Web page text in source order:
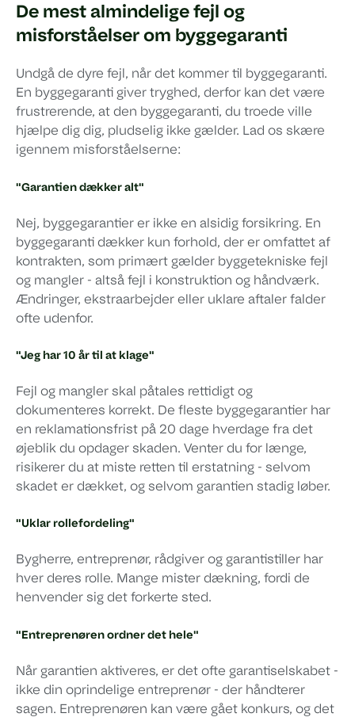
De mest almindelige fejl og
misforståelser om byggegaranti
Undgå de dyre fejl, når det kommer til byggegaranti.
En byggegaranti giver tryghed, derfor kan det være
frustrerende, at den byggegaranti, du troede ville
hjælpe dig dig, pludselig ikke gælder. Lad os skære
igennem misforståelserne:
"Garantien dækker alt"
Nej, byggegarantier er ikke en alsidig forsikring. En
byggegaranti dækker kun forhold, der er omfattet af
kontrakten, som primært gælder byggetekniske fejl
og mangler - altså fejl i konstruktion og håndværk.
Ændringer, ekstraarbejder eller uklare aftaler falder
ofte udenfor.
"Jeg har 10 år til at klage"
Fejl og mangler skal påtales rettidigt og
dokumenteres korrekt. De fleste byggegarantier har
en reklamationsfrist på 20 dage hverdage fra det
øjeblik du opdager skaden. Venter du for længe,
risikerer du at miste retten til erstatning - selvom
skadet er dækket, og selvom garantien stadig løber.
"Uklar rollefordeling"
Bygherre, entreprenør, rådgiver og garantistiller har
hver deres rolle. Mange mister dækning, fordi de
henvender sig det forkerte sted.
"Entreprenøren ordner det hele"
Når garantien aktiveres, er det ofte garantiselskabet -
ikke din oprindelige entreprenør - der håndterer
sagen. Entreprenøren kan være gået konkurs, og det